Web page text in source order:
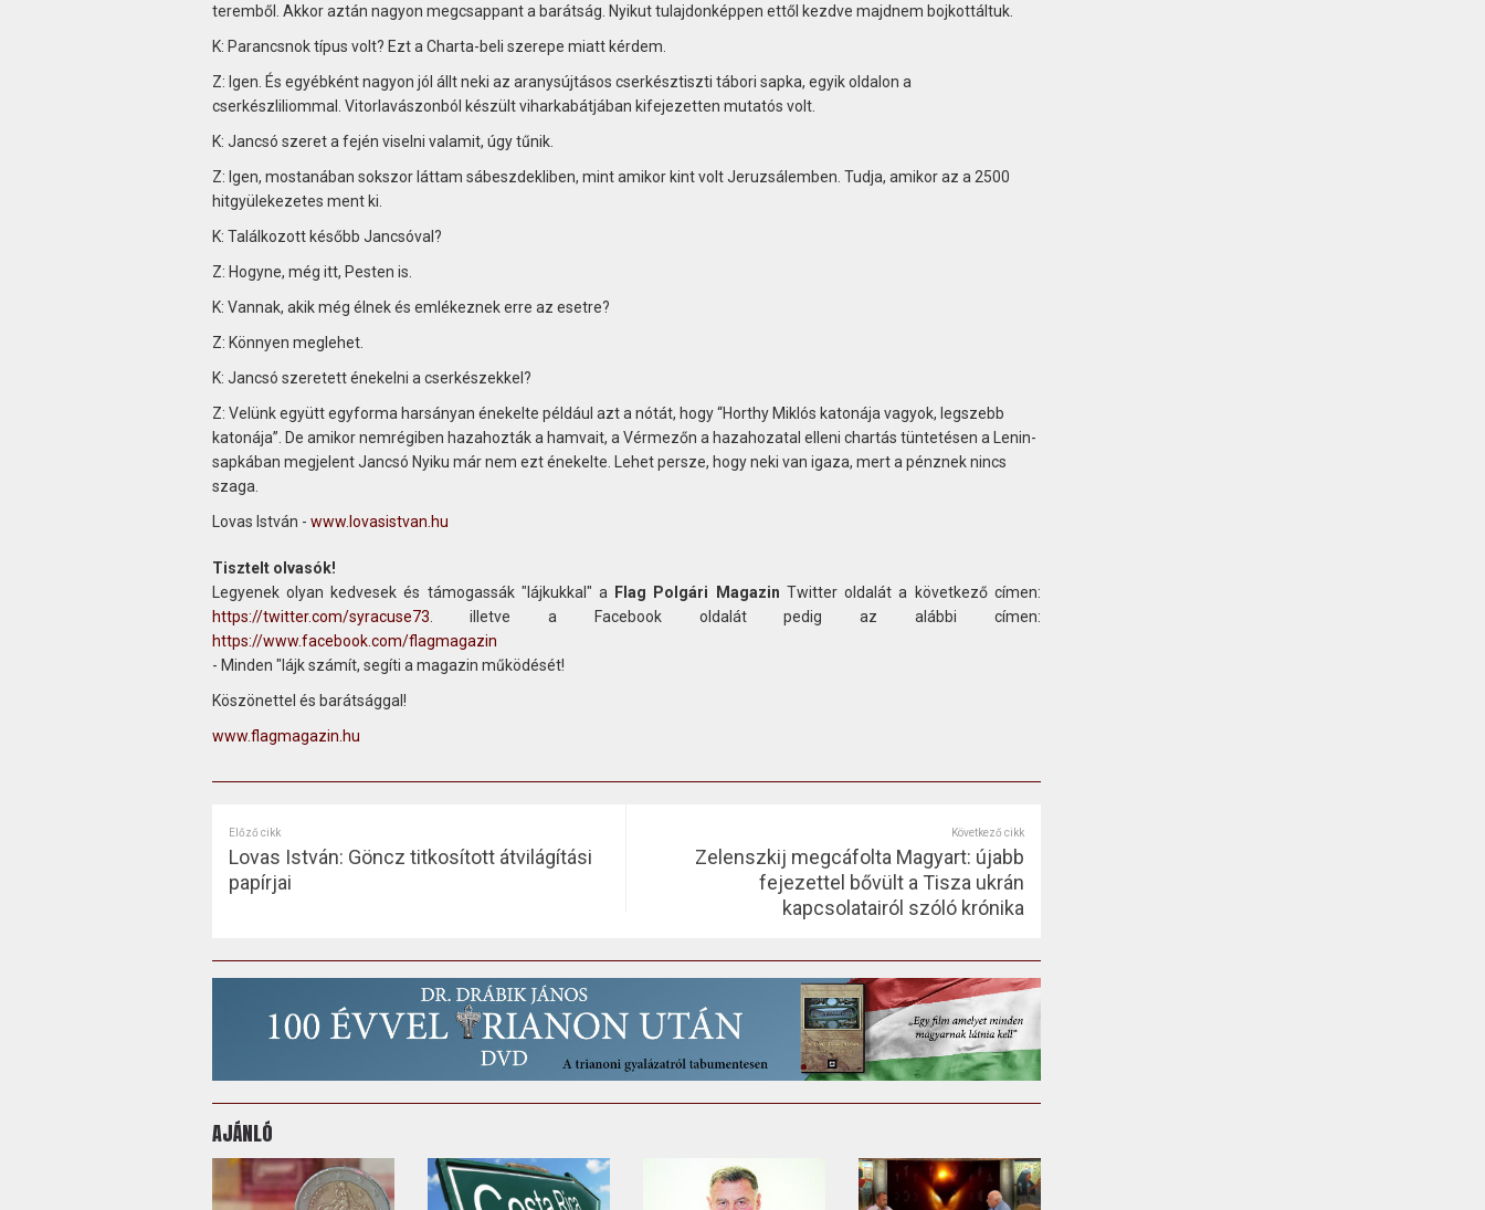
teremből. Akkor aztán nagyon megcsappant a barátság. Nyikut tulajdonképpen ettől kezdve majdnem bojkottáltuk.
K: Parancsnok típus volt? Ezt a Charta-beli szerepe miatt kérdem.
Z: Igen. És egyébként nagyon jól állt neki az aranysújtásos cserkésztiszti tábori sapka, egyik oldalon a
cserkészliliommal. Vitorlavászonból készült viharkabátjában kifejezetten mutatós volt.
K: Jancsó szeret a fején viselni valamit, úgy tűnik.
Z: Igen, mostanában sokszor láttam sábeszdekliben, mint amikor kint volt Jeruzsálemben. Tudja, amikor az a 2500
hitgyülekezetes ment ki.
K: Találkozott később Jancsóval?
Z: Hogyne, még itt, Pesten is.
K: Vannak, akik még élnek és emlékeznek erre az esetre?
Z: Könnyen meglehet.
K: Jancsó szeretett énekelni a cserkészekkel?
Z: Velünk együtt egyforma harsányan énekelte például azt a nótát, hogy “Horthy Miklós katonája vagyok, legszebb
katonája”. De amikor nemrégiben hazahozták a hamvait, a Vérmezőn a hazahozatal elleni chartás tüntetésen a Lenin-
sapkában megjelent Jancsó Nyiku már nem ezt énekelte. Lehet persze, hogy neki van igaza, mert a pénznek nincs
szaga.
Lovas István - www.lovasistvan.hu
Tisztelt olvasók!
Legyenek olyan kedvesek és támogassák "lájkukkal" a
Flag Polgári Magazin Twitter oldalát a következő címen:
https://twitter.com/syracuse73 . illetve a Facebook oldalát pedig az alábbi címen:
https://www.facebook.com/flagmagazin
- Minden "lájk számít, segíti a magazin működését!
Köszönettel és barátsággal!
www.flagmagazin.hu
Előző cikk
Lovas István: Göncz titkosított átvilágítási
papírjai
Következő cikk
Zelenszkij megcáfolta Magyart: újabb
fejezettel bővült a Tisza ukrán
kapcsolatairól szóló krónika
AJÁNLÓ